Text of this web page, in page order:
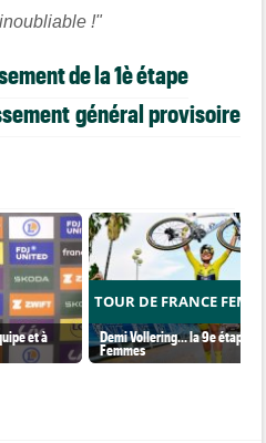
!"
de la 1è étape
général provisoire
et à
TOUR DE FRANCE
Demi Vollering... la 9e étape et
Femmes